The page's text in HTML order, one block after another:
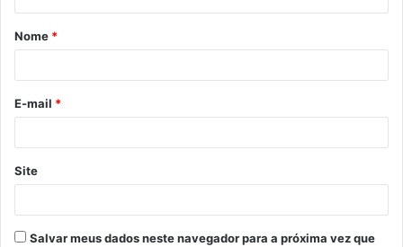
á
r
*
Nome *
E-mail *
Site
Salvar meus dados neste navegador para a próxima vez que